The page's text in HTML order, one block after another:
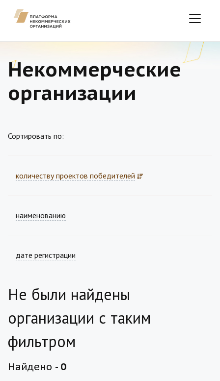
Некоммерческие
организации
Сортировать по:
количеству проектов победителей
наименованию
дате регистрации
Не были найдены
организации с таким
фильтром
Найдено - 0